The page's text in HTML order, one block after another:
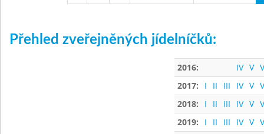
Přehled zveřejněných jídelníčků:
2016: IV V
2017:
I II III IV V
2018:
I II III IV V
2019:
I II III IV V